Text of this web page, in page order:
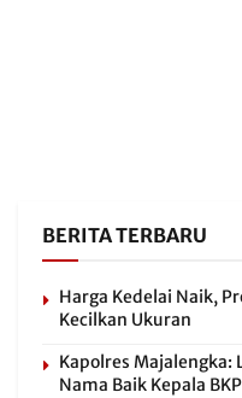
BERITA TERBARU
Harga Kedelai Naik,
Kecilkan Ukuran
Kapolres Majalengka:
Nama Baik Kepala